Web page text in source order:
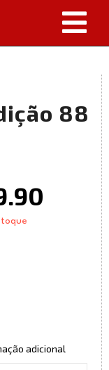
88
adicional